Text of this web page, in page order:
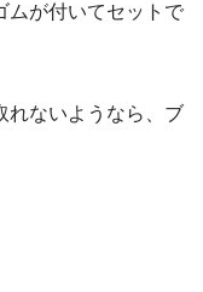
ムが付いてセットで
れないようなら、ブ